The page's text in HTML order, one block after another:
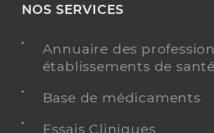
NOS SERVICES
Annuaire des
établissements de santé
Base de médicaments
Essais Cliniques